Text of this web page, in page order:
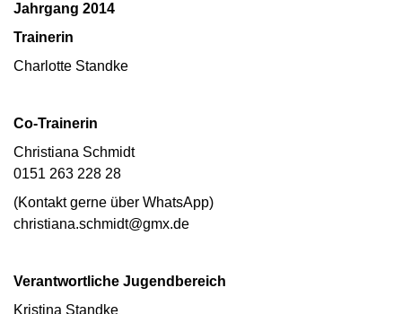
Jahrgang 2014
Trainerin
Charlotte Standke
Co-Trainerin
Christiana Schmidt
0151 263 228 28
(Kontakt gerne über WhatsApp)
christiana.schmidt@gmx.de
Verantwortliche Jugendbereich
Kristina Standke